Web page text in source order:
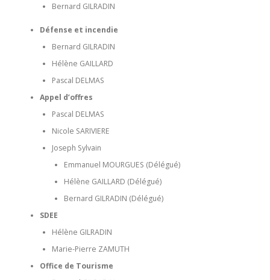
Bernard GILRADIN
Défense et incendie
Bernard GILRADIN
Hélène GAILLARD
Pascal DELMAS
Appel d’offres
Pascal DELMAS
Nicole SARIVIERE
Joseph Sylvain
Emmanuel MOURGUES (Délégué)
Hélène GAILLARD (Délégué)
Bernard GILRADIN (Délégué)
SDEE
Hélène GILRADIN
Marie-Pierre ZAMUTH
Office de Tourisme